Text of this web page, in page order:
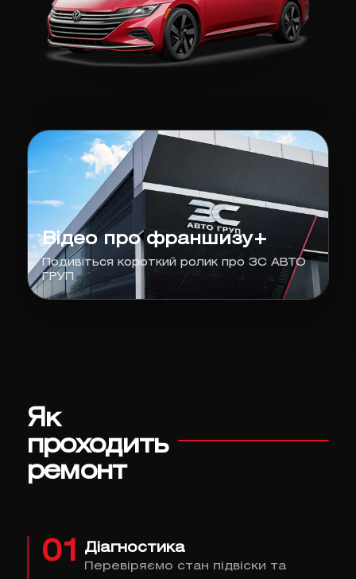
Відео про франшизу+
Подивіться короткий ролик про ЗС АВТО
ГРУП
Як
проходить
ремонт
01 Діагностика
Перевіряємо стан підвіски та